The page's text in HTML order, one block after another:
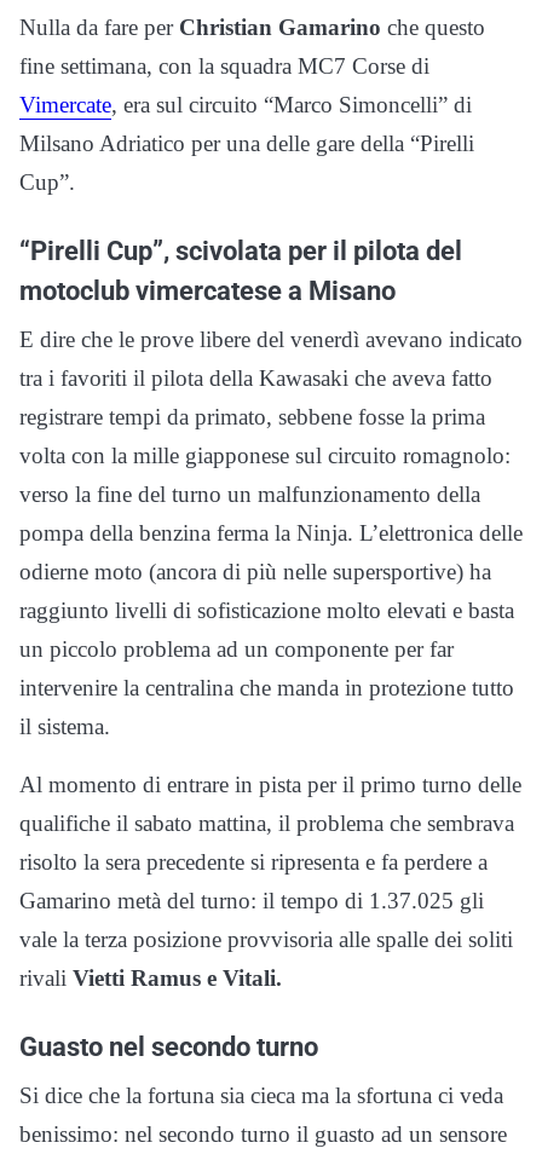
Nulla da fare per Christian Gamarino che questo
fine settimana, con la squadra MC7 Corse di
Vimercate, era sul circuito “Marco Simoncelli” di
Milsano Adriatico per una delle gare della “Pirelli
Cup”.
“Pirelli Cup”, scivolata per il pilota del
motoclub vimercatese a Misano
E dire che le prove libere del venerdì avevano indicato
tra i favoriti il pilota della Kawasaki che aveva fatto
registrare tempi da primato, sebbene fosse la prima
volta con la mille giapponese sul circuito romagnolo:
verso la fine del turno un malfunzionamento della
pompa della benzina ferma la Ninja. L’elettronica delle
odierne moto (ancora di più nelle supersportive) ha
raggiunto livelli di sofisticazione molto elevati e basta
un piccolo problema ad un componente per far
intervenire la centralina che manda in protezione tutto
il sistema.
Al momento di entrare in pista per il primo turno delle
qualifiche il sabato mattina, il problema che sembrava
risolto la sera precedente si ripresenta e fa perdere a
Gamarino metà del turno: il tempo di 1.37.025 gli
vale la terza posizione provvisoria alle spalle dei soliti
rivali Vietti Ramus e Vitali.
Guasto nel secondo turno
Si dice che la fortuna sia cieca ma la sfortuna ci veda
benissimo: nel secondo turno il guasto ad un sensore